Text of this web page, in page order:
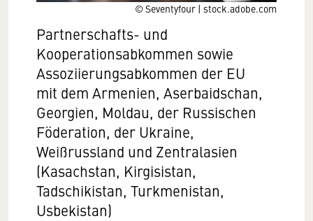
© Seventyfour | stock.adobe.com
Partnerschafts- und
Kooperationsabkommen sowie
Assoziierungsabkommen der EU
mit dem Armenien, Aserbaidschan,
Georgien, Moldau, der Russischen
Föderation, der Ukraine,
Weißrussland und Zentralasien
(Kasachstan, Kirgisistan,
Tadschikistan, Turkmenistan,
Usbekistan)